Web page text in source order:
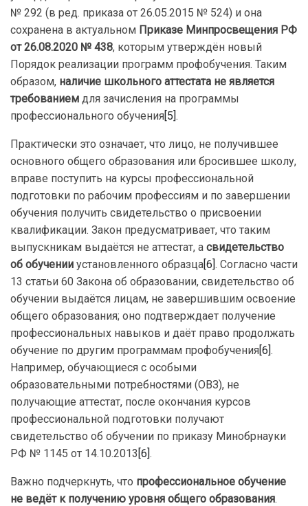
№ 292 (в ред. приказа от 26.05.2015 № 524) и она
сохранена в актуальном Приказе Минпросвещения РФ
от 26.08.2020 № 438, которым утверждён новый
Порядок реализации программ профобучения. Таким
образом, наличие школьного аттестата не является
требованием для зачисления на программы
профессионального обучения[5].
Практически это означает, что лицо, не получившее
основного общего образования или бросившее школу,
вправе поступить на курсы профессиональной
подготовки по рабочим профессиям и по завершении
обучения получить свидетельство о присвоении
квалификации. Закон предусматривает, что таким
выпускникам выдаётся не аттестат, а свидетельство
об обучении установленного образца[6]. Согласно части
13 статьи 60 Закона об образовании, свидетельство об
обучении выдаётся лицам, не завершившим освоение
общего образования; оно подтверждает получение
профессиональных навыков и даёт право продолжать
обучение по другим программам профобучения[6].
Например, обучающиеся с особыми
образовательными потребностями (ОВЗ), не
получающие аттестат, после окончания курсов
профессиональной подготовки получают
свидетельство об обучении по приказу Минобрнауки
РФ № 1145 от 14.10.2013 [6].
Важно подчеркнуть, что профессиональное обучение
не ведёт к получению уровня общего образования.